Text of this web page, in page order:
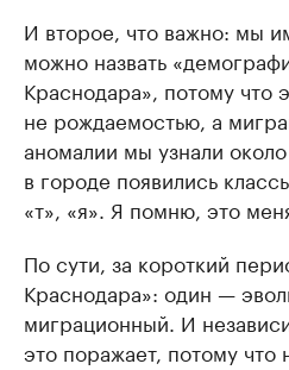
И второе, что важно: мы
можно назвать
Краснодара», потому что
не рождаемостью, а
аномалии мы узнали
в городе появились
«т», «я». Я помню, это
По сути, за короткий
Краснодара»: один —
миграционный. И
это поражает, потому что